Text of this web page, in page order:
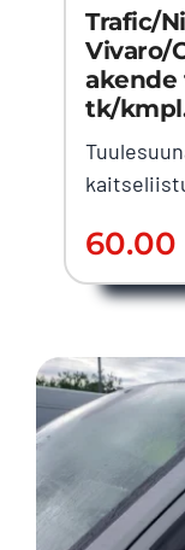
Trafic/
Vivaro/
akende
tk/
60.00